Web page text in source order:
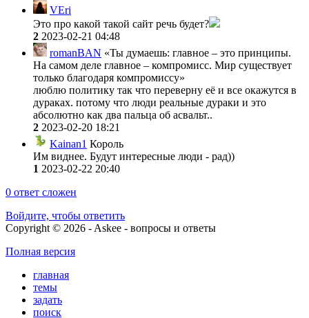
VEri
Это про какой такой сайт речь будет?
2 2023-02-21 04:48
romanBAN «Ты думаешь: главное – это принципы.
На самом деле главное – компромисс. Мир существует
только благодаря компромиссу»
люблю политику так что переверну её и все окажутся в
дураках. потому что люди реальные дураки и это
абсолютно как два пальца об асвальт..
2 2023-02-20 18:21
Kainan1 Король
Им виднее. Будут интересные люди - рад))
1 2023-02-22 20:40
0 ответ сложен
Войдите, чтобы ответить
Copyright © 2026 - Askee - вопросы и ответы
Полная версия
главная
темы
задать
поиск